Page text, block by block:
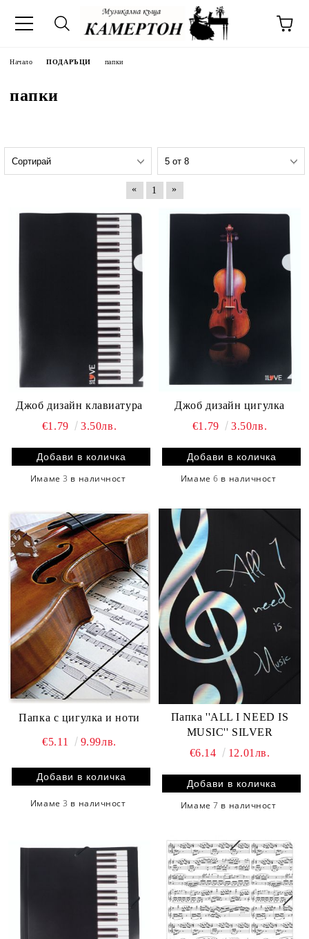
Начало ПОДАРЪЦИ папки
папки
« 1 »
Джоб дизайн клавиатура
€1.79
3.50лв.
Имаме3 в наличност
Джоб дизайн цигулка
€1.79
3.50лв.
Имаме6 в наличност
Папка с цигулка и ноти
€5.11 9.99лв.
Имаме3 в наличност
Папка ''ALL I NEED IS
MUSIC'' SILVER
€6.14
12.01лв.
Имаме7 в наличност